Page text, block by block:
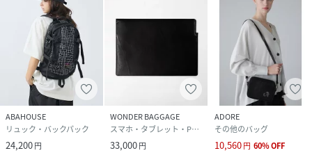
ABAHOUSE
リュック・バックパック
24,200円
WONDER BAGGAGE
スマホ・タブレット・PCケース/カバー
33,000円
ADORE
その他のバッグ
10,560円 60%OFF